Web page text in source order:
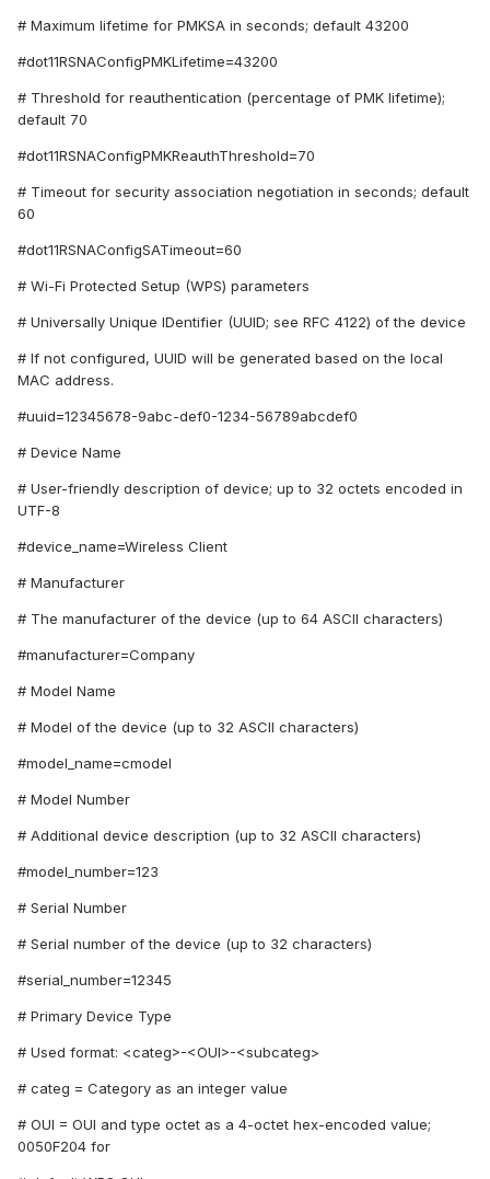
# Maximum lifetime for PMKSA in seconds; default 43200
#dot11RSNAConfigPMKLifetime=43200
# Threshold for reauthentication (percentage of PMK lifetime);
default 70
#dot11RSNAConfigPMKReauthThreshold=70
# Timeout for security association negotiation in seconds; default
60
#dot11RSNAConfigSATimeout=60
# Wi-Fi Protected Setup (WPS) parameters
# Universally Unique IDentifier (UUID; see RFC 4122) of the device
# If not configured, UUID will be generated based on the local
MAC address.
#uuid=12345678-9abc-def0-1234-56789abcdef0
# Device Name
# User-friendly description of device; up to 32 octets encoded in
UTF-8
#device_name=Wireless Client
# Manufacturer
# The manufacturer of the device (up to 64 ASCII characters)
#manufacturer=Company
# Model Name
# Model of the device (up to 32 ASCII characters)
#model_name=cmodel
# Model Number
# Additional device description (up to 32 ASCII characters)
#model_number=123
# Serial Number
# Serial number of the device (up to 32 characters)
#serial_number=12345
# Primary Device Type
# Used format: <categ>-<OUI>-<subcateg>
# categ = Category as an integer value
# OUI = OUI and type octet as a 4-octet hex-encoded value;
0050F204 for